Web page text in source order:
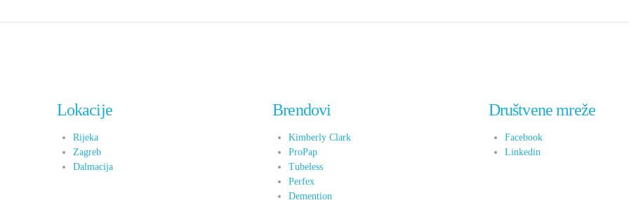
Lokacije
Rijeka
Zagreb
Dalmacija
Brendovi
Kimberly Clark
ProPap
Tubeless
Perfex
Demention
Društvene mreže
Facebook
Linkedin